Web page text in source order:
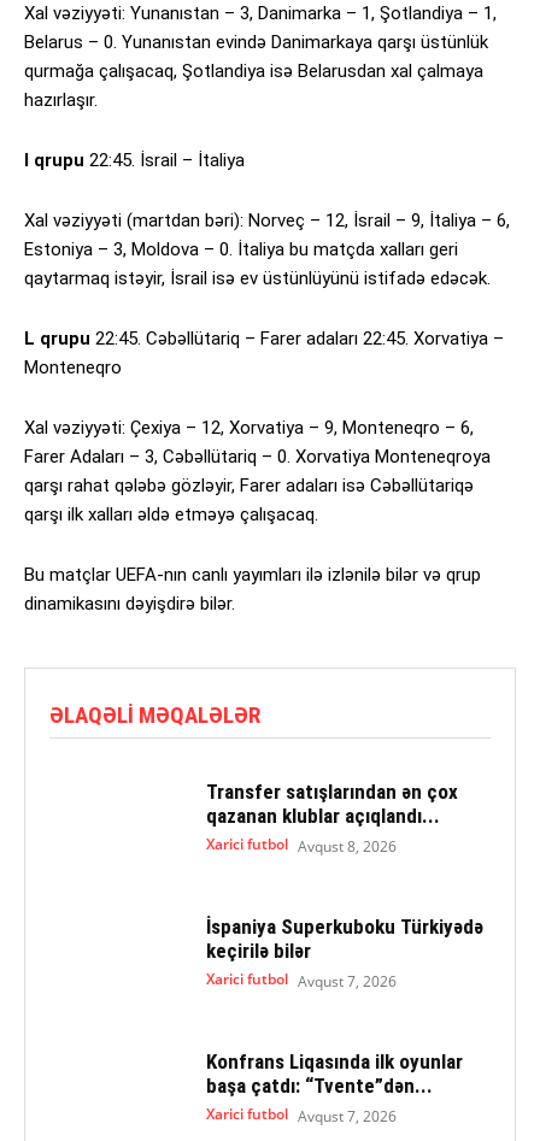
Xal vəziyyəti: Yunanıstan – 3, Danimarka – 1, Şotlandiya – 1,
Belarus – 0. Yunanıstan evində Danimarkaya qarşı üstünlük
qurmağa çalışacaq, Şotlandiya isə Belarusdan xal çalmaya
hazırlaşır.
I qrupu 22:45. İsrail – İtaliya
Xal vəziyyəti (martdan bəri): Norveç – 12, İsrail – 9, İtaliya – 6,
Estoniya – 3, Moldova – 0. İtaliya bu matçda xalları geri
qaytarmaq istəyir, İsrail isə ev üstünlüyünü istifadə edəcək.
L qrupu 22:45. Cəbəllütariq – Farer adaları 22:45. Xorvatiya –
Monteneqro
Xal vəziyyəti: Çexiya – 12, Xorvatiya – 9, Monteneqro – 6,
Farer Adaları – 3, Cəbəllütariq – 0. Xorvatiya Monteneqroya
qarşı rahat qələbə gözləyir, Farer adaları isə Cəbəllütariqə
qarşı ilk xalları əldə etməyə çalışacaq.
Bu matçlar UEFA-nın canlı yayımları ilə izlənilə bilər və qrup
dinamikasını dəyişdirə bilər.
ƏLAQƏLI MƏQALƏLƏR
Transfer satışlarından ən çox
qazanan klublar açıqlandı...
Xarici futbol Avqust 8, 2026
İspaniya Superkuboku Türkiyədə
keçirilə bilər
Xarici futbol Avqust 7, 2026
Konfrans Liqasında ilk oyunlar
başa çatdı: “Tvente”dən...
Xarici futbol Avqust 7, 2026